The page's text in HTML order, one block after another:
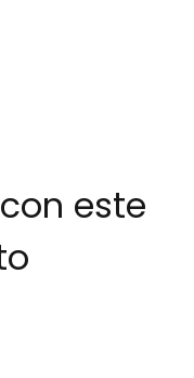
este